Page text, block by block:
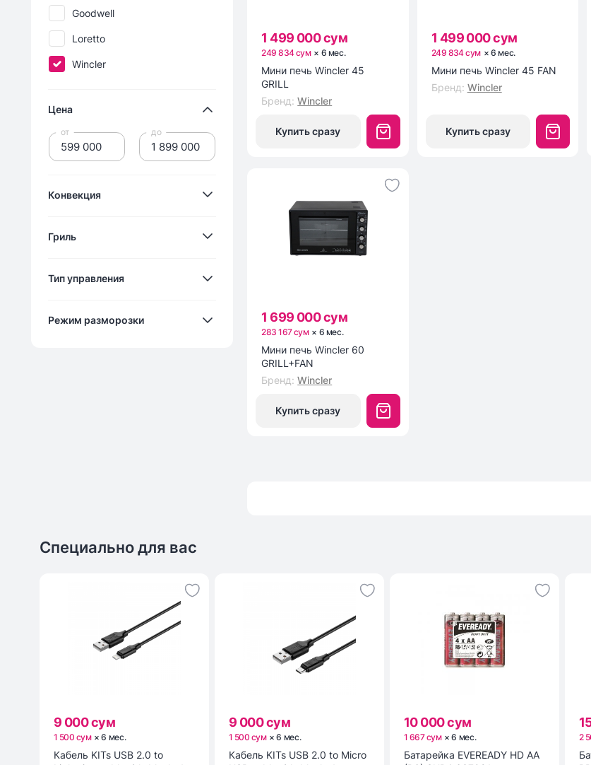
Goodwell
Loretto
Wincler
Цена
от до
Конвекция
нет
Гриль
нет
Тип управления
Режим разморозки
1 499 000 сум
249 834 сум × 6 мес.
Мини печь Wincler 45
GRILL
Бренд: Wincler
Купить сразу
1 499 000 сум
249 834 сум ×6 мес.
Мини печь Wincler 45 FAN
Бренд: Wincler
Купить сразу
1 699 000 сум
283 167 сум × 6 мес.
Мини печь Wincler 60
GRILL+FAN
Бренд: Wincler
Купить сразу
Специально для вас
9 000 сум
1 500 сум ×6 мес.
Кабель KITs USB 2.0 to
9 000 сум
1 500 сум ×6 мес.
Кабель KITs USB 2.0 to Micro
10 000 сум
1 667 сум ×6 мес.
Батарейка EVEREADY HD AA
2